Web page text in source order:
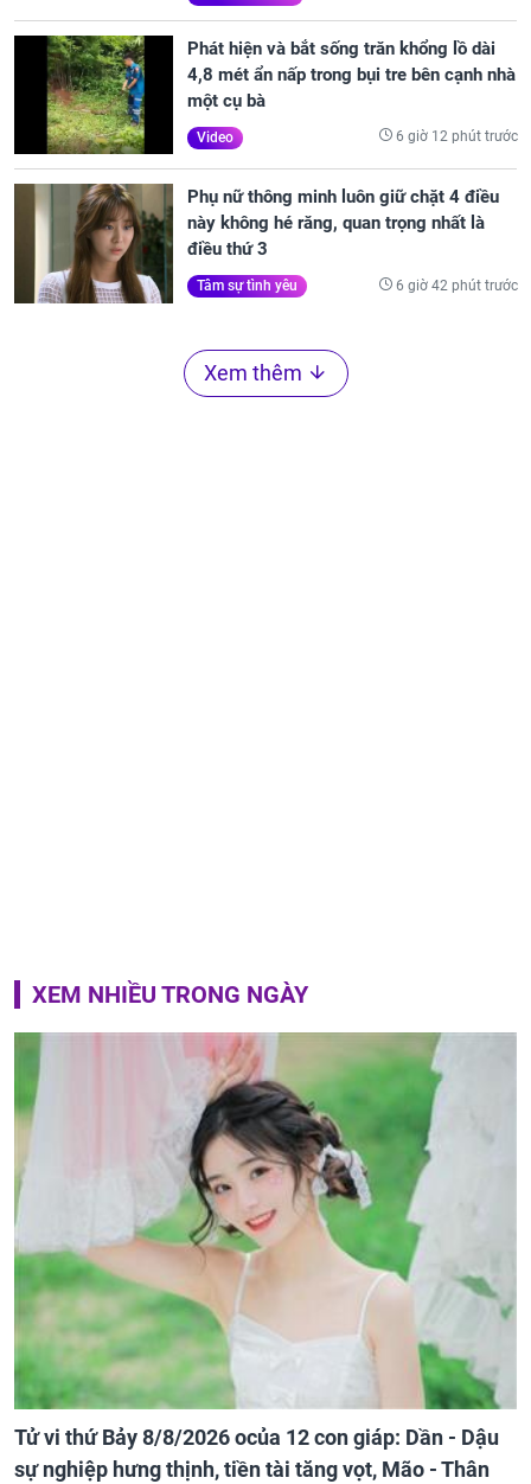
Phát hiện và bắt sống trăn khổng lồ dài
4,8 mét ẩn nấp trong bụi tre bên cạnh nhà
một cụ bà
Video 6 giờ 12 phút trước
Phụ nữ thông minh luôn giữ chặt 4 điều
này không hé răng, quan trọng nhất là
điều thứ 3
Tâm sự tình yêu 6 giờ 42 phút trước
Xem thêm
XEM NHIỀU TRONG NGÀY
Tử vi thứ Bảy 8/8/2026 ocủa 12 con giáp: Dần - Dậu
sự nghiệp hưng thịnh, tiền tài tăng vọt, Mão - Thân